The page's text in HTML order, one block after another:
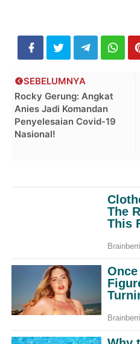
SEBELUMNYA
Rocky Gerung: Angkat
Anies Jadi Komandan
Penyelesaian Covid-19
Nasional!